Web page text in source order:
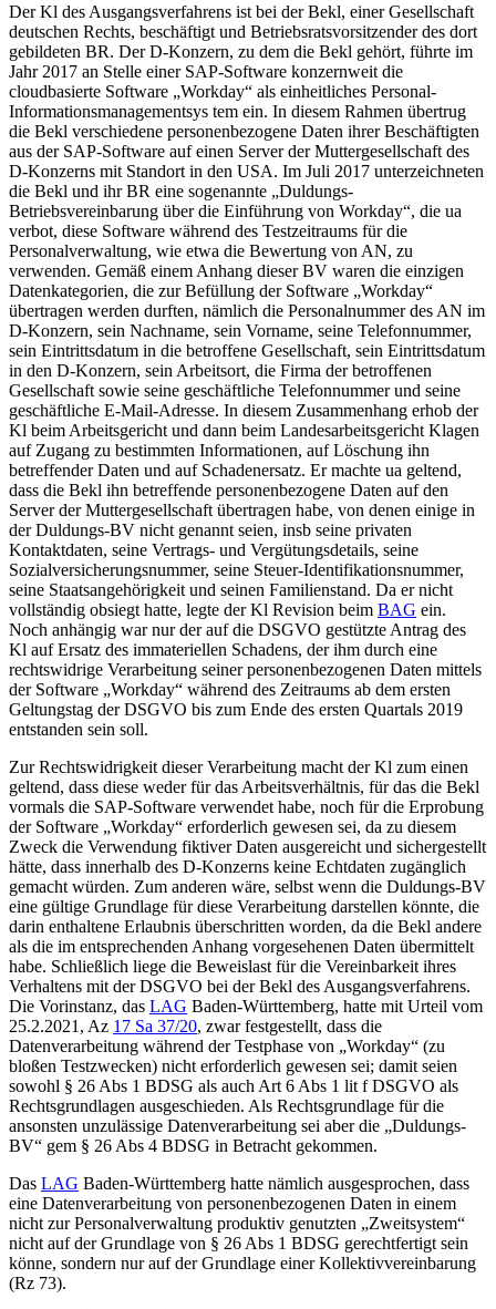
Der Kl des Ausgangsverfahrens ist bei der Bekl, einer Gesellschaft
deutschen Rechts, beschäftigt und Betriebsratsvorsitzender des dort
gebildeten BR. Der D-Konzern, zu dem die Bekl gehört, führte im
Jahr 2017 an Stelle einer SAP-Software konzernweit die
cloudbasierte Software „Workday“ als einheitliches Personal-
Informationsmanagementsys tem ein. In diesem Rahmen übertrug
die Bekl verschiedene personenbezogene Daten ihrer Beschäftigten
aus der SAP-Software auf einen Server der Muttergesellschaft des
D-Konzerns mit Standort in den USA. Im Juli 2017 unterzeichneten
die Bekl und ihr BR eine sogenannte „Duldungs-
Betriebsvereinbarung über die Einführung von Workday“, die ua
verbot, diese Software während des Testzeitraums für die
Personalverwaltung, wie etwa die Bewertung von AN, zu
verwenden. Gemäß einem Anhang dieser BV waren die einzigen
Datenkategorien, die zur Befüllung der Software „Workday“
übertragen werden durften, nämlich die Personalnummer des AN im
D-Konzern, sein Nachname, sein Vorname, seine Telefonnummer,
sein Eintrittsdatum in die betroffene Gesellschaft, sein Eintrittsdatum
in den D-Konzern, sein Arbeitsort, die Firma der betroffenen
Gesellschaft sowie seine geschäftliche Telefonnummer und seine
geschäftliche E-Mail-Adresse. In diesem Zusammenhang erhob der
Kl beim Arbeitsgericht und dann beim Landesarbeitsgericht Klagen
auf Zugang zu bestimmten Informationen, auf Löschung ihn
betreffender Daten und auf Schadenersatz. Er machte ua geltend,
dass die Bekl ihn betreffende personenbezogene Daten auf den
Server der Muttergesellschaft übertragen habe, von denen einige in
der Duldungs-BV nicht genannt seien, insb seine privaten
Kontaktdaten, seine Vertrags- und Vergütungsdetails, seine
Sozialversicherungsnummer, seine Steuer-Identifikationsnummer,
seine Staatsangehörigkeit und seinen Familienstand. Da er nicht
vollständig obsiegt hatte, legte der Kl Revision beim BAG ein.
Noch anhängig war nur der auf die DSGVO gestützte Antrag des
Kl auf Ersatz des immateriellen Schadens, der ihm durch eine
rechtswidrige Verarbeitung seiner personenbezogenen Daten mittels
der Software „Workday“ während des Zeitraums ab dem ersten
Geltungstag der DSGVO bis zum Ende des ersten Quartals 2019
entstanden sein soll.
Zur Rechtswidrigkeit dieser Verarbeitung macht der Kl zum einen
geltend, dass diese weder für das Arbeitsverhältnis, für das die Bekl
vormals die SAP-Software verwendet habe, noch für die Erprobung
der Software „Workday“ erforderlich gewesen sei, da zu diesem
Zweck die Verwendung fiktiver Daten ausgereicht und sichergestellt
hätte, dass innerhalb des D-Konzerns keine Echtdaten zugänglich
gemacht würden. Zum anderen wäre, selbst wenn die Duldungs-BV
eine gültige Grundlage für diese Verarbeitung darstellen könnte, die
darin enthaltene Erlaubnis überschritten worden, da die Bekl andere
als die im entsprechenden Anhang vorgesehenen Daten übermittelt
habe. Schließlich liege die Beweislast für die Vereinbarkeit ihres
Verhaltens mit der DSGVO bei der Bekl des Ausgangsverfahrens.
Die Vorinstanz, das LAG Baden-Württemberg, hatte mit Urteil vom
25.2.2021, Az 17 Sa 37/20, zwar festgestellt, dass die
Datenverarbeitung während der Testphase von „Workday“ (zu
bloßen Testzwecken) nicht erforderlich gewesen sei; damit seien
sowohl § 26 Abs 1 BDSG als auch Art 6 Abs 1 lit f DSGVO als
Rechtsgrundlagen ausgeschieden. Als Rechtsgrundlage für die
ansonsten unzulässige Datenverarbeitung sei aber die „Duldungs-
BV“ gem § 26 Abs 4 BDSG in Betracht gekommen.
Das LAG Baden-Württemberg hatte nämlich ausgesprochen, dass
eine Datenverarbeitung von personenbezogenen Daten in einem
nicht zur Personalverwaltung produktiv genutzten „Zweitsystem“
nicht auf der Grundlage von § 26 Abs 1 BDSG gerechtfertigt sein
könne, sondern nur auf der Grundlage einer Kollektivvereinbarung
(Rz 73).